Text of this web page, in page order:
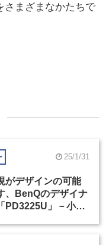
さまざまなかたちで
25/1/31
がデザインの可能
、BenQのデザイナ
PD3225U」－小猿